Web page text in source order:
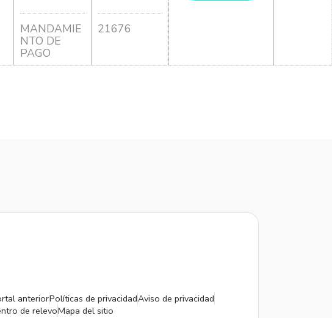
MANDAMIE
NTO DE
PAGO
21676
anteriorPolíticas de privacidadAviso de privacidad
de relevoMapa del sitio